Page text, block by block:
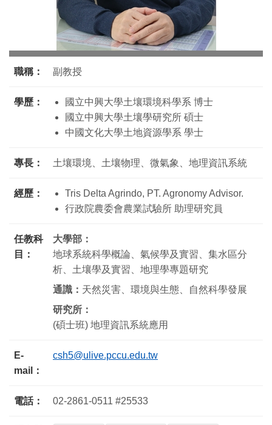
職稱： 副教授
學歷：
國立中興大學土壤環境科學系 博士
國立中興大學土壤學研究所 碩士
中國文化大學土地資源學系 學士
專長： 土壤環境、土壤物理、微氣象、地理資訊系統
經歷：
Tris Delta Agrindo, PT. Agronomy Advisor.
行政院農委會農業試驗所 助理研究員
任教科
目：
大學部：
地球系統科學概論、氣候學及實習、集水區分
析、土壤學及實習、地理學專題研究
通識： 天然災害、環境與生態、自然科學發展
研究所：
(碩士班) 地理資訊系統應用
E-
mail：
csh5@ulive.pccu.edu.tw
電話： 02-2861-0511 #25533